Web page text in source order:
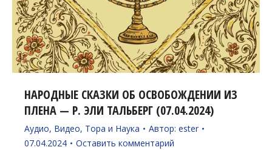
НАРОДНЫЕ СКАЗКИ ОБ ОСВОБОЖДЕНИИ ИЗ
ПЛЕНА — Р. ЭЛИ ТАЛЬБЕРГ (07.04.2024)
Аудио, Видео, Тора и Наука Автор: ester
07.04.2024
Оставить комментарий